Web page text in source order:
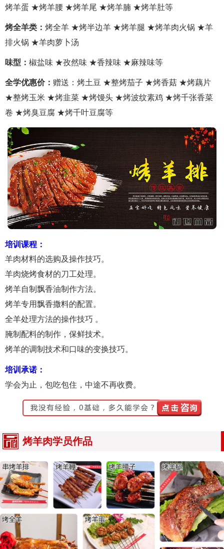
烤羊蛋 ★烤羊腰 ★烤羊尾 ★烤羊腩 ★烤羊肚等
烤全羊类： 烤全羊 ★烤半边羊 ★烤羊腿 ★烤羊肉火锅 ★羊
排火锅 ★羊肉萝卜汤
味型： 椒盐味 ★孜然味 ★香辣味 ★麻辣味等
全学优惠价： 赠送：烤土豆 ★整烤茄子 ★烤香菇 ★烤藕片
★整烤玉米 ★烤韭菜 ★烤馒头 ★烤波纹素鸡 ★烤千张香菜
卷 ★烤臭豆腐 ★烤千叶豆腐等
培训课程：
羊肉材料的选购及操作技巧。
羊肉烧烤食材的刀工处理。
烤羊自制飘香油制作方法。
烤羊专用飘香撒料的配置。
全羊处理方法的操作技巧 。
腌制配料的制作，保鲜技术。
烤羊的调制技术和口味的变换技巧。
培训承诺：
学会为止，包吃包住，中途不再收费。
烤羊肉学员作品